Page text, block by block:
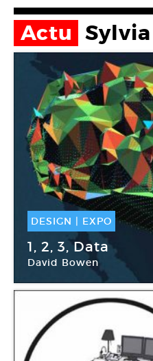
Actu
DESIGN EXPO
04 Mai -06
1, 2, 3, Data
David Bowen
Fondation EDF